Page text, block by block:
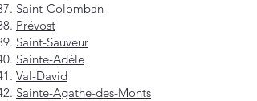
Saint-Colomban
Prévost
Saint-Sauveur
Sainte-Adèle
Val-David
Sainte-Agathe-des-Monts